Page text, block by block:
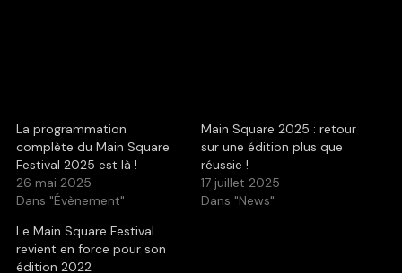
La programmation
complète du Main Square
Festival 2025 est là !
26 mai 2025
Dans "Évènement"
Main Square 2025 : retour
sur une édition plus que
réussie !
17 juillet 2025
Dans "News"
Le Main Square Festival
revient en force pour son
édition 2022